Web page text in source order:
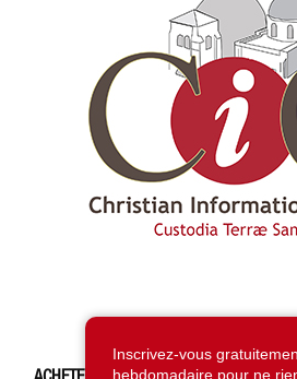
Inscrivez-vous
hebdomadaire pour ne